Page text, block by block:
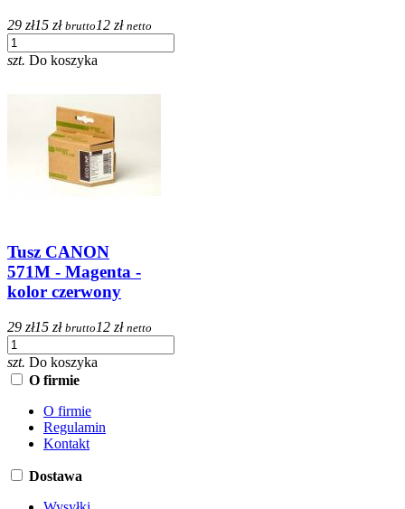
29 zł15 zł brutto 12 zł netto
szt. Do koszyka
Tusz CANON
571M - Magenta -
kolor czerwony
29 zł15 zł brutto 12 zł netto
szt. Do koszyka
O firmie
O firmie
Regulamin
Kontakt
Dostawa